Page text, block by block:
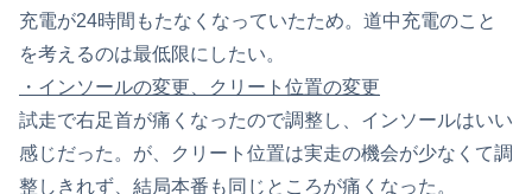
充電が24時間もたなくなっていたため。道中充電のこと
を考えるのは最低限にしたい。
・インソールの変更、クリート位置の変更
試走で右足首が痛くなったので調整し、インソールはいい
感じだった。が、クリート位置は実走の機会が少なくて調
整しきれず、結局本番も同じところが痛くなった。